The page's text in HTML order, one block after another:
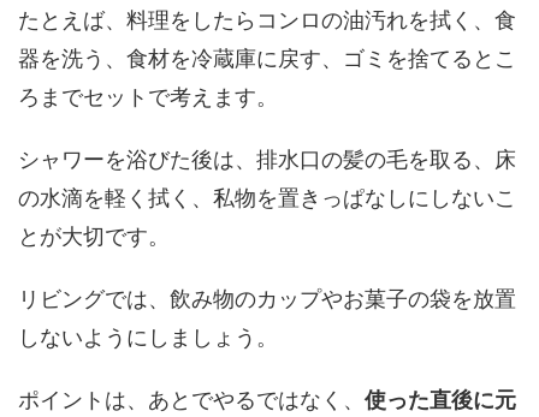
たとえば、料理をしたらコンロの油汚れを拭く、食
器を洗う、食材を冷蔵庫に戻す、ゴミを捨てるとこ
ろまでセットで考えます。
シャワーを浴びた後は、排水口の髪の毛を取る、床
の水滴を軽く拭く、私物を置きっぱなしにしないこ
とが大切です。
リビングでは、飲み物のカップやお菓子の袋を放置
しないようにしましょう。
ポイントは、あとでやるではなく、 使った直後に元